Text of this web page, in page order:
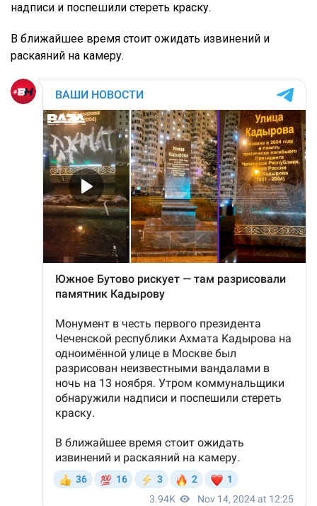
надписи и поспешили стереть краску.
В ближайшее время стоит ожидать извинений и
раскаяний на камеру.